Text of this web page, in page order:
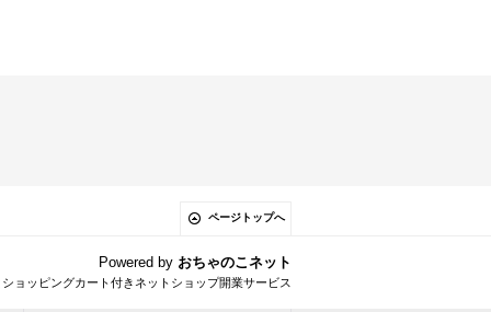
ページトップへ
Powered by おちゃのこネット
ョッピングカート付きネットショップ開業サービス